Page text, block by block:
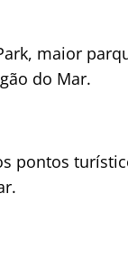
maior
do Mar.
pontos